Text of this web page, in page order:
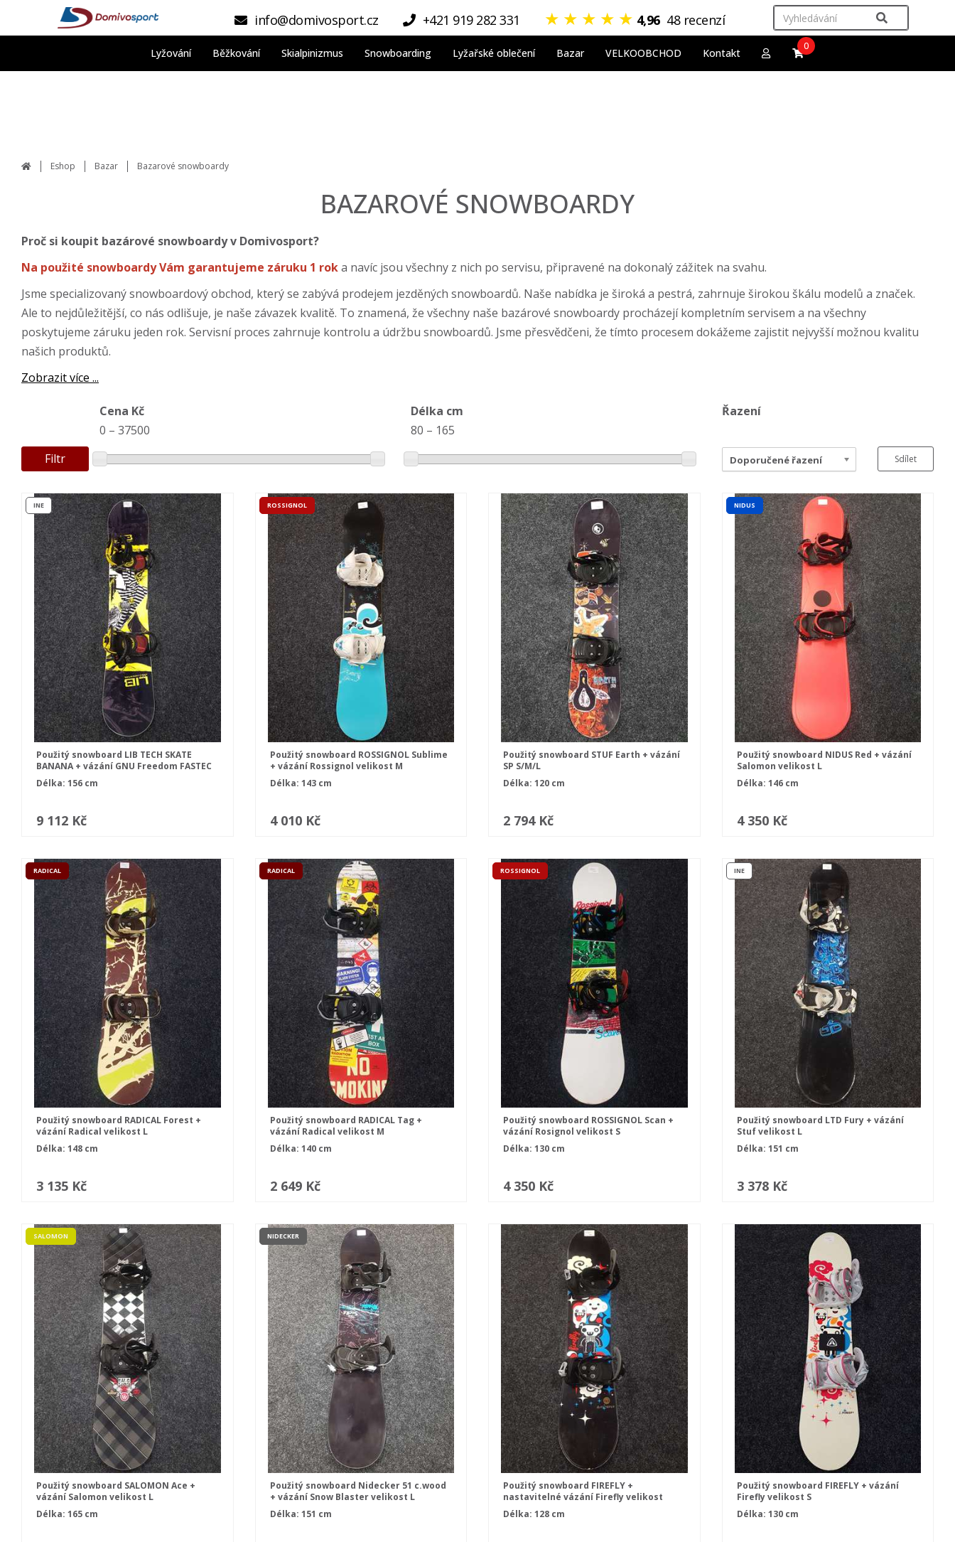
info@domivosport.cz +421 919 282 331 ★ ★ ★ ★ ★ 4,96 48 recenzí
Lyžování Běžkování Skialpinizmus Snowboarding Lyžařské oblečení Bazar VELKOOBCHOD Kontakt
0
Eshop Bazar Bazarové snowboardy
BAZAROVÉ SNOWBOARDY
Proč si koupit bazárové snowboardy v Domivosport?
Na použité snowboardy Vám garantujeme záruku 1 roka navíc jsou všechny z nich po servisu, připravené na dokonalý zážitek na svahu.
Jsme specializovaný snowboardový obchod, který se zabývá prodejem jezděných snowboardů. Naše nabídka je široká a pestrá, zahrnuje širokou škálu modelů a značek.
Ale to nejdůležitější, co nás odlišuje, je naše závazek kvalitě. To znamená, že všechny naše bazárové snowboardy procházejí kompletním servisem a na všechny
poskytujeme záruku jeden rok. Servisní proces zahrnuje kontrolu a údržbu snowboardů. Jsme přesvědčeni, že tímto procesem dokážeme zajistit nejvyšší možnou kvalitu
našich produktů.
Zobrazit více ...
Filtr
Cena Kč
0 – 37500
Délka cm
80 – 165
Řazení
Doporučené řazení Sdílet
INE
Použitý snowboard LIB TECH SKATE
BANANA + vázání GNU Freedom FASTEC
velikost L
Délka: 156 cm
9 112 Kč
ROSSIGNOL
Použitý snowboard ROSSIGNOL Sublime
+ vázání Rossignol velikost M
Délka: 143 cm
4 010 Kč
Použitý snowboard STUF Earth + vázání
SP S/M/L
Délka: 120 cm
2 794 Kč
NIDUS
Použitý snowboard NIDUS Red + vázání
Salomon velikost L
Délka: 146 cm
4 350 Kč
RADICAL
Použitý snowboard RADICAL Forest +
vázání Radical velikost L
Délka: 148 cm
3 135 Kč
RADICAL
Použitý snowboard RADICAL Tag +
vázání Radical velikost M
Délka: 140 cm
2 649 Kč
ROSSIGNOL
Použitý snowboard ROSSIGNOL Scan +
vázání Rosignol velikost S
Délka: 130 cm
4 350 Kč
INE
Použitý snowboard LTD Fury + vázání
Stuf velikost L
Délka: 151 cm
3 378 Kč
SALOMON
Použitý snowboard SALOMON Ace +
vázání Salomon velikost L
Délka: 165 cm
NIDECKER
Použitý snowboard Nidecker 51 c.wood
+ vázání Snow Blaster velikost L
Délka: 151 cm
Použitý snowboard FIREFLY +
nastavitelné vázání Firefly velikost
S/M/L
Délka: 128 cm
Použitý snowboard FIREFLY + vázání
Firefly velikost S
Délka: 130 cm